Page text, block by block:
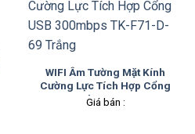
WIFI Âm Tường Mặt Kính
Cường Lực Tích Hợp Cổng
USB 300mbps TK-F71-D-69
Giá bán :